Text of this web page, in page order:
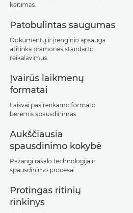
keitimas.
Patobulintas saugumas
Dokumentų ir įrenginio apsauga
atitinka pramonės standarto
reikalavimus.
Įvairūs laikmenų
formatai
Laisvai pasirenkamo formato
berėmis spausdinimas.
Aukščiausia
spausdinimo kokybė
Pažangi rašalo technologija ir
spausdinimo procesai.
Protingas ritinių
rinkinys